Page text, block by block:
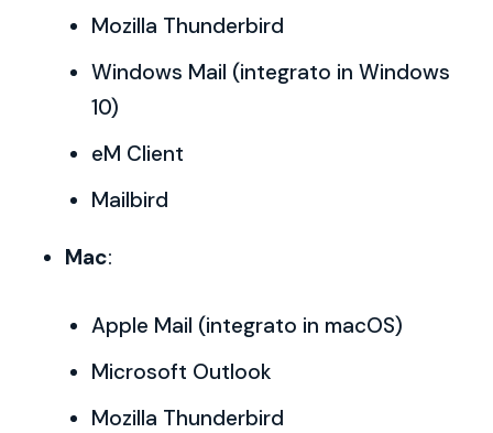
Mozilla Thunderbird
Windows Mail (integrato in Windows
10)
eM Client
Mailbird
Mac:
Apple Mail (integrato in macOS)
Microsoft Outlook
Mozilla Thunderbird